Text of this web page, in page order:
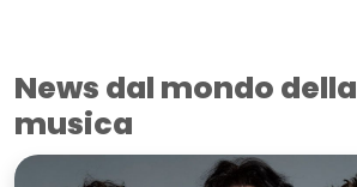
News dal mondo della
musica